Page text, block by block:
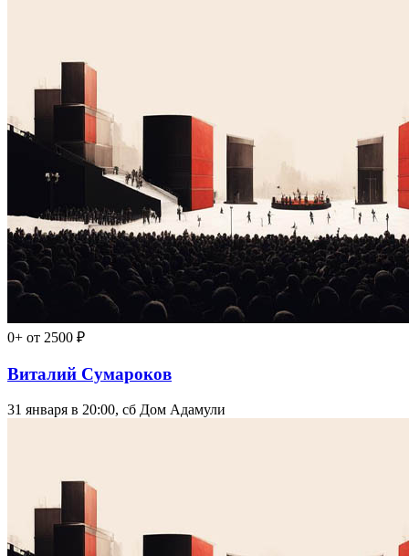
0+ от 2500 ₽
Виталий Сумароков
31 января в 20:00, сб Дом Адамули